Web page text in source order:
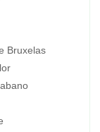
Bruxelas